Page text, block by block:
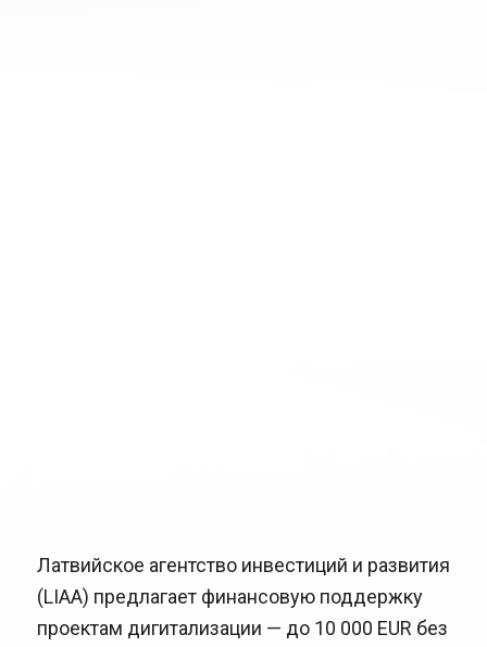
Латвийское агентство инвестиций и развития
(LIAA) предлагает финансовую поддержку
проектам дигитализации — до 10 000 EUR без